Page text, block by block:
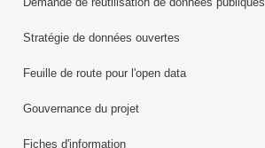
Stratégie de données ouvertes
Feuille de route pour l'open data
Gouvernance du projet
Fiches d'information